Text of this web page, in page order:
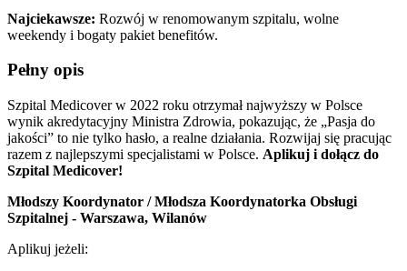
Najciekawsze: Rozwój w renomowanym szpitalu, wolne
weekendy i bogaty pakiet benefitów.
Pełny opis
Szpital Medicover w 2022 roku otrzymał najwyższy w Polsce
wynik akredytacyjny Ministra Zdrowia, pokazując, że „Pasja do
jakości” to nie tylko hasło, a realne działania. Rozwijaj się pracując
razem z najlepszymi specjalistami w Polsce. Aplikuj i dołącz do
Szpital Medicover!
Młodszy Koordynator / Młodsza Koordynatorka Obsługi
Szpitalnej - Warszawa, Wilanów
Aplikuj jeżeli: